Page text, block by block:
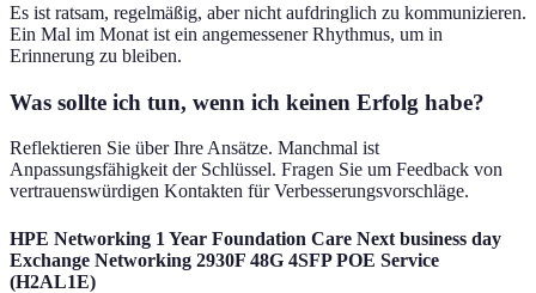
Es ist ratsam, regelmäßig, aber nicht aufdringlich zu kommunizieren.
Ein Mal im Monat ist ein angemessener Rhythmus, um in
Erinnerung zu bleiben.
Was sollte ich tun, wenn ich keinen Erfolg habe?
Reflektieren Sie über Ihre Ansätze. Manchmal ist
Anpassungsfähigkeit der Schlüssel. Fragen Sie um Feedback von
vertrauenswürdigen Kontakten für Verbesserungsvorschläge.
HPE Networking 1 Year Foundation Care Next business day
Exchange Networking 2930F 48G 4SFP POE Service
(H2AL1E)